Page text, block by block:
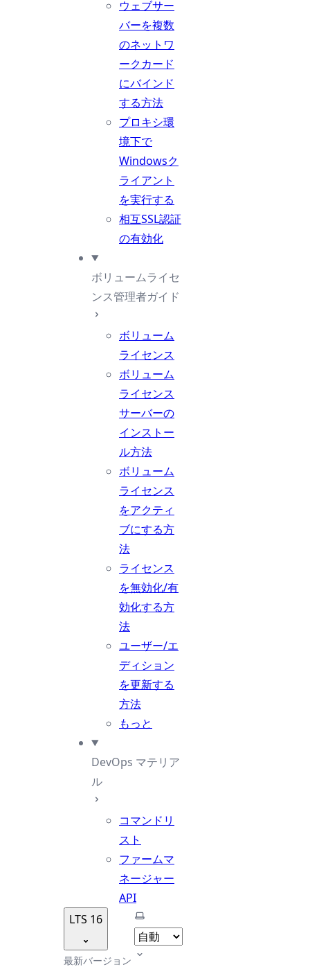
ウェブサー
バーを複数
のネットワ
ークカード
にバインド
する方法
プロキシ環
境下で
Windowsク
ライアント
を実行する
相互SSL認証
の有効化
ボリュームライセ
ンス管理者ガイド
ボリューム
ライセンス
ボリューム
ライセンス
サーバーの
インストー
ル方法
ボリューム
ライセンス
をアクティ
ブにする方
法
ライセンス
を無効化/有
効化する方
法
ユーザー/エ
ディション
を更新する
方法
もっと
DevOps マテリア
ル
コマンドリ
スト
ファームマ
ネージャー
API
LTS 16
最新バージョン
テーマを選択